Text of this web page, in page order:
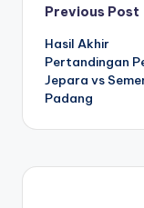
Post
Previous Post
Hasil Akhir
Pertandingan
Jepara vs
Padang